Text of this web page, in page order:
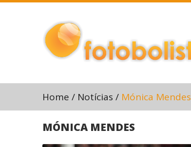
Home / Notícias / Mónica Mendes
MÓNICA MENDES